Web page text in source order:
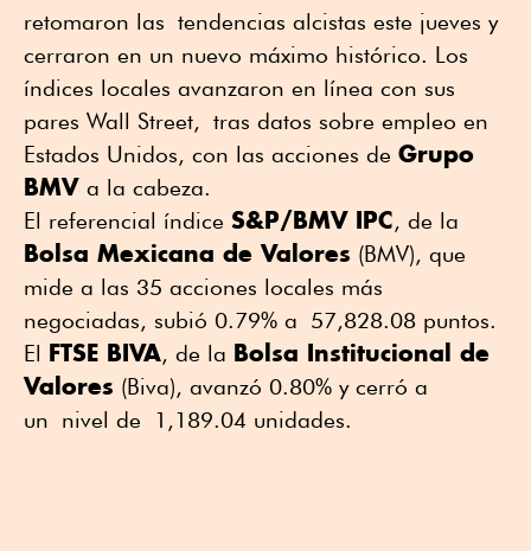
retomaron las tendencias alcistas este jueves y
cerraron en un nuevo máximo histórico. Los
índices locales avanzaron en línea con sus
pares Wall Street, tras datos sobre empleo en
Estados Unidos, con las acciones de Grupo
BMV a la cabeza.
El referencial índice S&P/BMV IPC, de la
Bolsa Mexicana de Valores (BMV), que
mide a las 35 acciones locales más
negociadas, subió 0.79% a 57,828.08 puntos.
El FTSE BIVA, de la Bolsa Institucional de
Valores (Biva), avanzó 0.80% y cerró a
un nivel de 1,189.04 unidades.